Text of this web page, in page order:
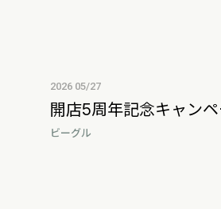
2026 05/27
開店5周年記念キャンペ
ビーグル